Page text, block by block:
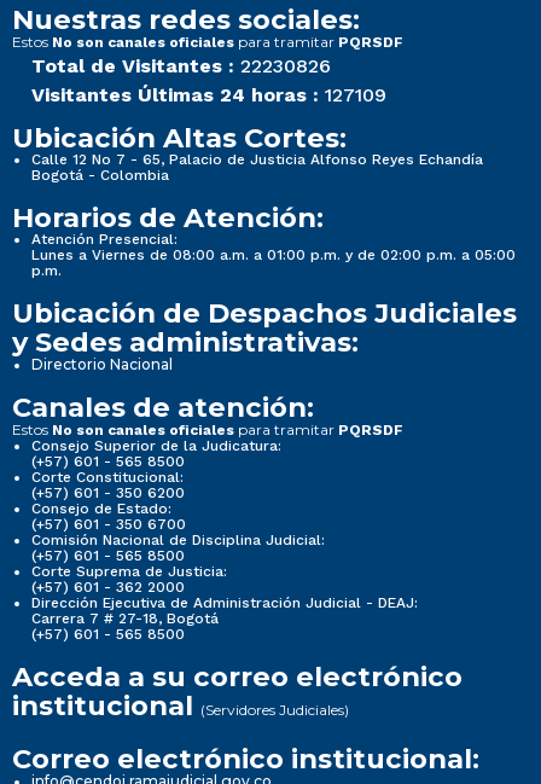
Nuestras redes sociales:
Estos No son canales oficiales para tramitar PQRSDF
Total de Visitantes : 22230826
Visitantes Últimas 24 horas : 127109
Ubicación Altas Cortes:
Calle 12 No 7 - 65, Palacio de Justicia Alfonso Reyes Echandía
Bogotá - Colombia
Horarios de Atención:
Atención Presencial:
Lunes a Viernes de 08:00 a.m. a 01:00 p.m. y de 02:00 p.m. a 05:00
p.m.
Ubicación de Despachos Judiciales
y Sedes administrativas:
Directorio Nacional
Canales de atención:
Estos No son canales oficiales para tramitar PQRSDF
Consejo Superior de la Judicatura:
(+57) 601 - 565 8500
Corte Constitucional:
(+57) 601 - 350 6200
Consejo de Estado:
(+57) 601 - 350 6700
Comisión Nacional de Disciplina Judicial:
(+57) 601 - 565 8500
Corte Suprema de Justicia:
(+57) 601 - 362 2000
Dirección Ejecutiva de Administración Judicial - DEAJ:
Carrera 7 # 27-18, Bogotá
(+57) 601 - 565 8500
Acceda a su correo electrónico
institucional (Servidores Judiciales)
Correo electrónico institucional: